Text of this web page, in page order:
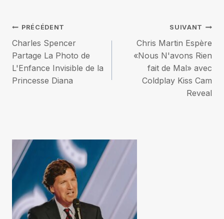
Navigation
de
l’article
PRÉCÉDENT
Charles Spencer
Partage La Photo de
L'Enfance Invisible de la
Princesse Diana
SUIVANT
Chris Martin Espère
«Nous N'avons Rien
fait de Mal» avec
Coldplay Kiss Cam
Reveal